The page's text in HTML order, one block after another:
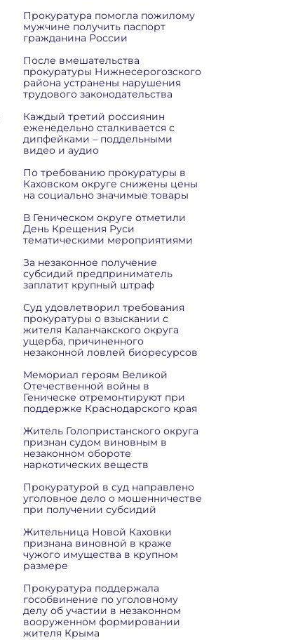
Прокуратура помогла пожилому
мужчине получить паспорт
гражданина России
После вмешательства
прокуратуры Нижнесерогозского
района устранены нарушения
трудового законодательства
Каждый третий россиянин
еженедельно сталкивается с
дипфейками – поддельными
видео и аудио
По требованию прокуратуры в
Каховском округе снижены цены
на социально значимые товары
В Геническом округе отметили
День Крещения Руси
тематическими мероприятиями
За незаконное получение
субсидий предприниматель
заплатит крупный штраф
Суд удовлетворил требования
прокуратуры о взыскании с
жителя Каланчакского округа
ущерба, причиненного
незаконной ловлей биоресурсов
Мемориал героям Великой
Отечественной войны в
Геническе отремонтируют при
поддержке Краснодарского края
Житель Голопристанского округа
признан судом виновным в
незаконном обороте
наркотических веществ
Прокуратурой в суд направлено
уголовное дело о мошенничестве
при получении субсидий
Жительница Новой Каховки
признана виновной в краже
чужого имущества в крупном
размере
Прокуратура поддержала
гособвинение по уголовному
делу об участии в незаконном
вооруженном формировании
жителя Крыма